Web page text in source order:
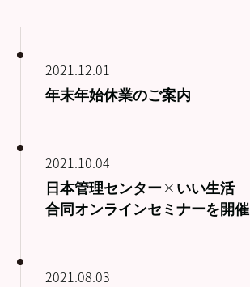
2021.12.01
年末年始休業のご案内
2021.10.04
日本管理センター×いい生活
合同オンラインセミナーを開催
2021.08.03